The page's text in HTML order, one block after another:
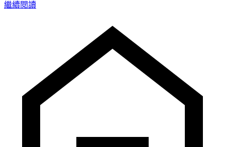
繼續閱讀